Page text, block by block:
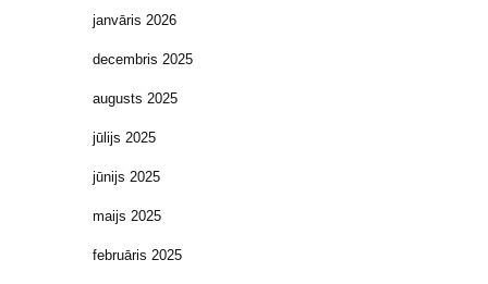
janvāris 2026
decembris 2025
augusts 2025
jūlijs 2025
jūnijs 2025
maijs 2025
februāris 2025